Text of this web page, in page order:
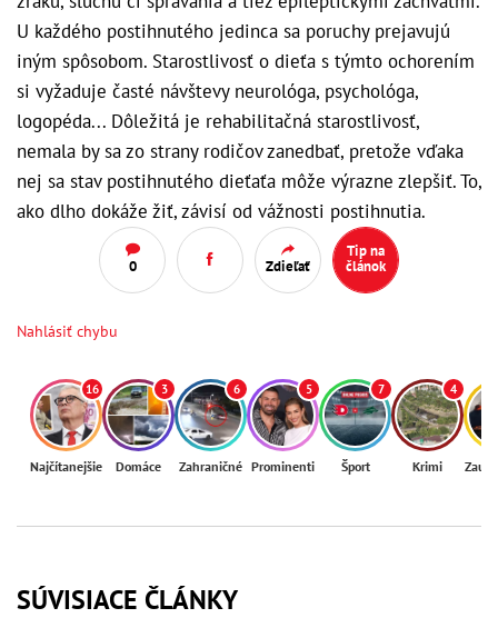
U každého postihnutého jedinca sa poruchy prejavujú
iným spôsobom. Starostlivosť o dieťa s týmto ochorením
si vyžaduje časté návštevy neurológa, psychológa,
logopéda... Dôležitá je rehabilitačná starostlivosť,
nemala by sa zo strany rodičov zanedbať, pretože vďaka
nej sa stav postihnutého dieťaťa môže výrazne zlepšiť. To,
ako dlho dokáže žiť, závisí od vážnosti postihnutia.
0 Zdieľať
Tip na
článok
Nahlásiť chybu
16
Najčítanejšie
3
Domáce
6
Zahraničné
5
Prominenti
7
Šport
4
Krimi
SÚVISIACE ČLÁNKY